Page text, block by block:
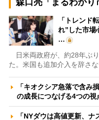
森口亮「まるわかり
「トレンド
れ”した市場
…
日米両政府が、約28年ぶ
た。米国も追加介入を辞さ
「キオクシア急落で含み
の成長につなげる4つの
「NYダウは高値更新、